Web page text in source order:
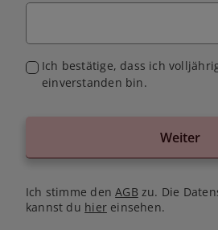
Ich bestätige, dass ich
einverstanden bin.
Weiter
Ich stimme denAGB zu. Die
kannst du hiereinsehen.